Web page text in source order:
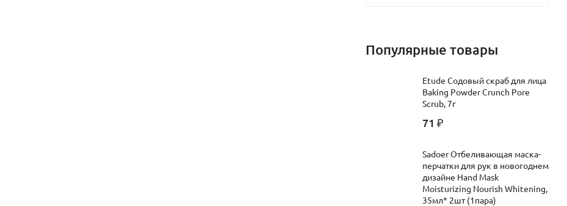
Популярные товары
Etude Содовый скраб для лица
Baking Powder Crunch Pore
Scrub, 7г
71 ₽
Sadoer Отбеливающая маска-
перчатки для рук в новогоднем
дизайне Hand Mask
Moisturizing Nourish Whitening,
35мл* 2шт (1пара)